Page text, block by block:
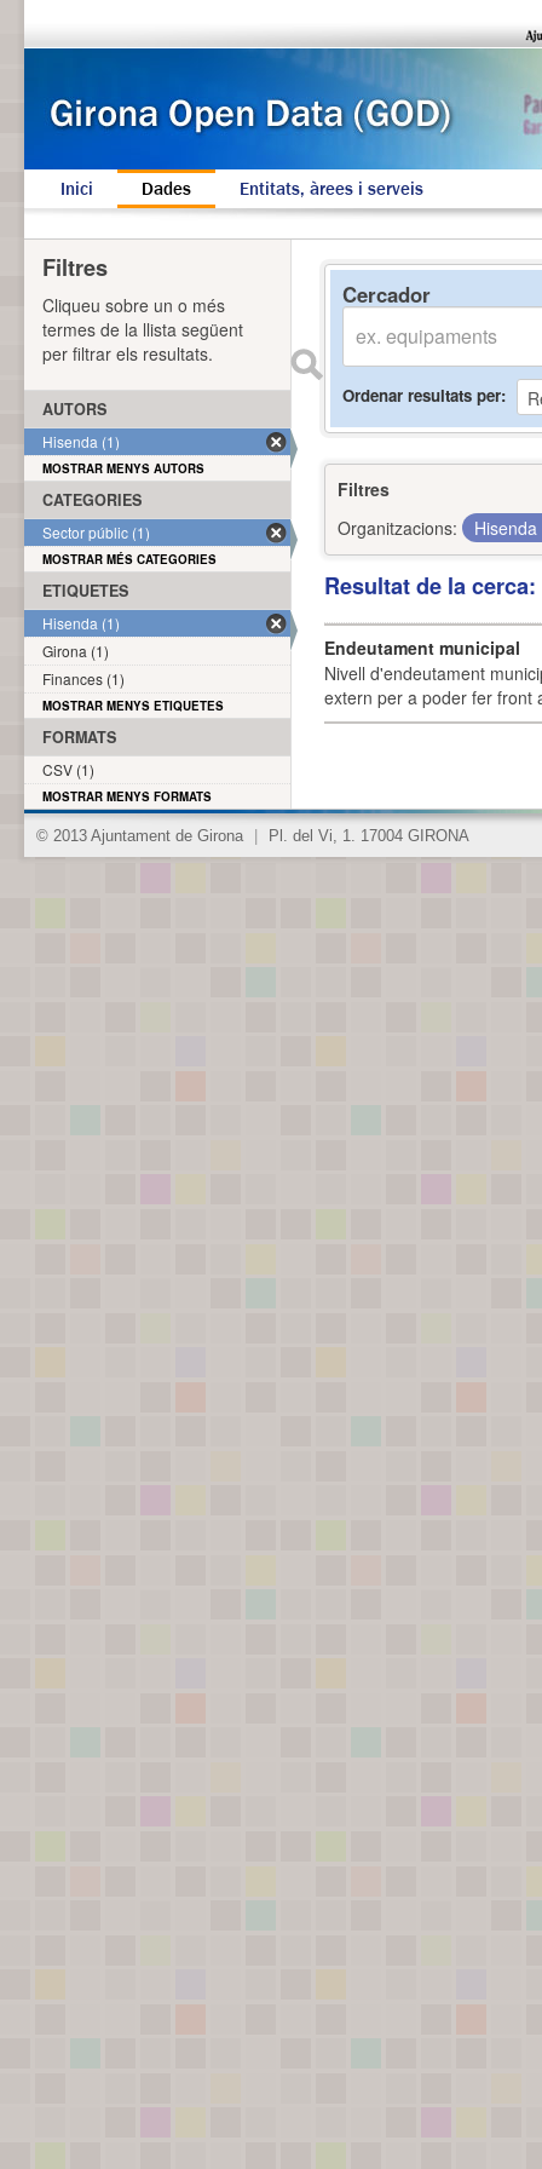
Inici Dades Entitats, àrees i serveis
Cercador
Ordenar resultats per
Filtres
Organitzacions:
Hisenda
Resultat de la
Endeutament municipal
Nivell d'endeutament
extern per a poder fer front
Filtres
Cliqueu sobre un o més
termes de la llista següent
per filtrar els resultats.
AUTORS
Hisenda (1)
MOSTRAR MENYS AUTORS
CATEGORIES
Sector públic (1)
MOSTRAR MÉS CATEGORIES
ETIQUETES
Hisenda (1)
Girona (1)
Finances (1)
MOSTRAR MENYS ETIQUETES
FORMATS
CSV (1)
MOSTRAR MENYS FORMATS
© 2013 Ajuntament de Girona Pl. del Vi, 1. 17004 GIRONA